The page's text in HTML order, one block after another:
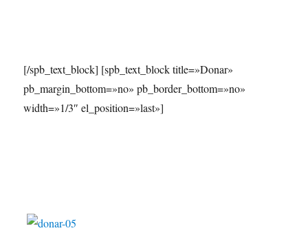
[/spb_text_block] [spb_text_block title=»Donar»
pb_margin_bottom=»no» pb_border_bottom=»no»
width=»1/3″ el_position=»last»]